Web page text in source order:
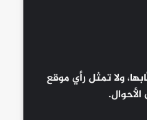
ولا تمثل رأي موقع